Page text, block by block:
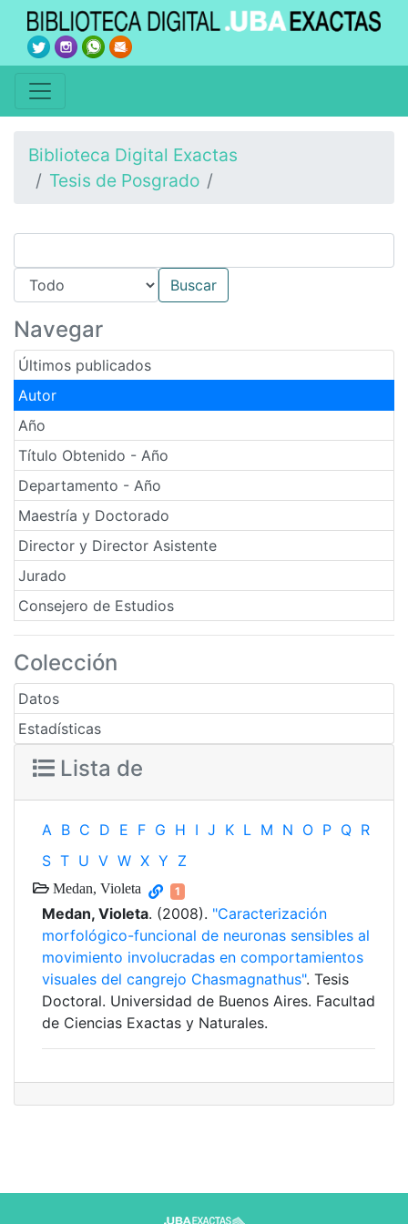
Biblioteca Digital Exactas
Tesis de Posgrado
Navegar
Últimos publicados
Autor
Año
Título Obtenido - Año
Departamento - Año
Maestría y Doctorado
Director y Director Asistente
Jurado
Consejero de Estudios
Colección
Datos
Estadísticas
Lista de
A B C D E F G H I J K L M N O P Q R
S T U V W X Y Z
Medan, Violeta 1
Medan, Violeta. (2008). "Caracterización
morfológico-funcional de neuronas sensibles al
movimiento involucradas en comportamientos
visuales del cangrejo Chasmagnathus". Tesis
Doctoral. Universidad de Buenos Aires. Facultad
de Ciencias Exactas y Naturales.